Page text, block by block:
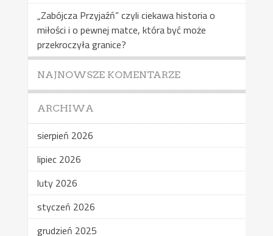
„Zabójcza Przyjaźń” czyli ciekawa historia o
miłości i o pewnej matce, która być może
przekroczyła granice?
NAJNOWSZE KOMENTARZE
ARCHIWA
sierpień 2026
lipiec 2026
luty 2026
styczeń 2026
grudzień 2025